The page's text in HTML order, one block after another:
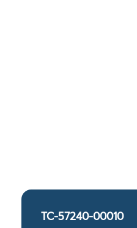
TC-57240-00010